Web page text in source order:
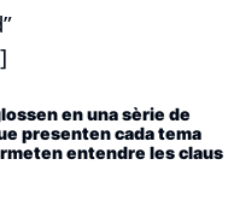
en una sèrie de
presenten cada tema
entendre les claus